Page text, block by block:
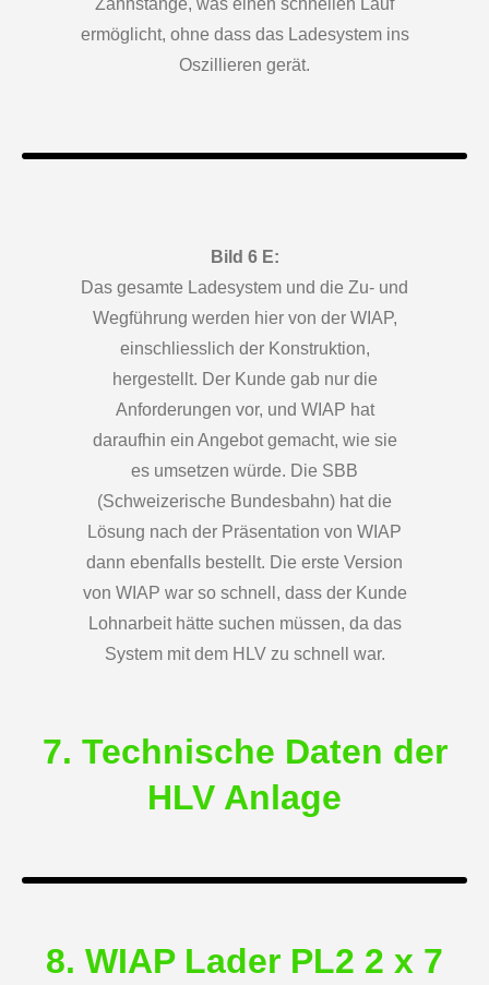
Zahnstange, was einen schnellen Lauf
ermöglicht, ohne dass das Ladesystem ins
Oszillieren gerät.
Bild 6 E:
Das gesamte Ladesystem und die Zu- und
Wegführung werden hier von der WIAP,
einschliesslich der Konstruktion,
hergestellt. Der Kunde gab nur die
Anforderungen vor, und WIAP hat
daraufhin ein Angebot gemacht, wie sie
es umsetzen würde. Die SBB
(Schweizerische Bundesbahn) hat die
Lösung nach der Präsentation von WIAP
dann ebenfalls bestellt. Die erste Version
von WIAP war so schnell, dass der Kunde
Lohnarbeit hätte suchen müssen, da das
System mit dem HLV zu schnell war.
7. Technische Daten der
HLV Anlage
8. WIAP Lader PL2 2 x 7